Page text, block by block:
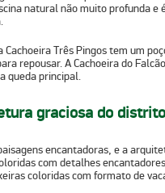
natural não muito profunda
Cachoeira Três Pingostem um
repousar. A Cachoeira do
queda principal.
graciosa do distrito
encantadoras, e a
com detalhes
coloridas com formato de